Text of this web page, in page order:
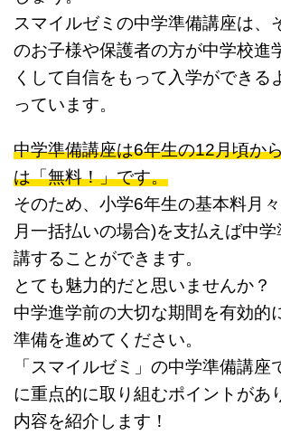
スマイルゼミの中学準備講座は、
のお子様や保護者の方が中学校進
くして自信をもって入学ができる
っています。
中学準備講座は6年生の12月頃か
は「無料！」です。
そのため、小学6年生の基本料月
月一括払いの場合)を支払えば中
講することができます。
とても魅力的だと思いませんか？
中学進学前の大切な期間を有効的
準備を進めてください。
「スマイルゼミ」の中学準備講座
に重点的に取り組むポイントがあ
内容を紹介します！